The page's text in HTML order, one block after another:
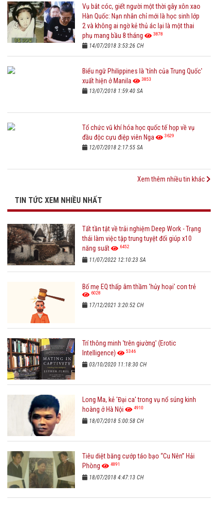
Vụ bắt cóc, giết người một thời gây xôn xao
Hàn Quốc: Nạn nhân chỉ mới là học sinh lớp
2 và không ai ngờ kẻ thủ ác lại là một thai
phụ mang bầu 8 tháng
3878
14/07/2018 3:53:26 CH
Biểu ngữ Philippines là 'tỉnh của Trung Quốc'
xuất hiện ở Manila
3853
13/07/2018 1:59:40 SA
Tổ chức vũ khí hóa học quốc tế họp về vụ
đầu độc cựu điệp viên Nga
3629
12/07/2018 2:17:55 SA
Xem thêm nhiều tin khác
TIN TỨC XEM NHIỀU NHẤT
Tất tần tật về trải nghiệm Deep Work - Trạng
thái làm việc tập trung tuyệt đối giúp x10
năng suất
6452
11/07/2022 12:10:23 SA
Bố mẹ EQ thấp âm thầm 'hủy hoại' con trẻ
6028
17/12/2021 3:20:52 CH
Trí thông minh 'trên giường' (Erotic
Intelligence)
5346
03/10/2020 11:18:30 CH
Long Ma, kẻ 'Đại ca' trong vụ nổ súng kinh
hoàng ở Hà Nội
4910
18/07/2018 5:00:58 CH
Tiêu diệt băng cướp táo bạo “Cu Nên” Hải
Phòng
4891
18/07/2018 4:47:13 CH